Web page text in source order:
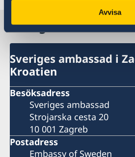
Avvisa
Sverige i Kroatien
Sveriges ambassad i
Kroatien
Besöksadress
Sveriges ambassad
Strojarska cesta 20
10 001 Zagreb
Postadress
Embassy of Sweden